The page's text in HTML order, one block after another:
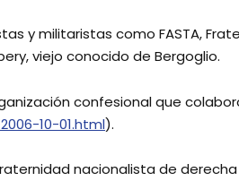
y militaristas como FASTA,
viejo conocido de Bergoglio.
confesional que
10-01.html).
nacionalista de